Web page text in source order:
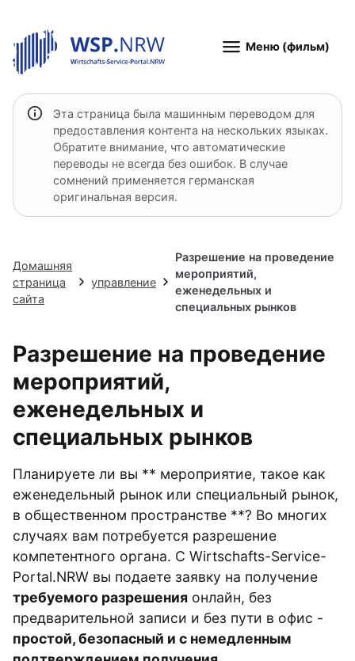
Меню (фильм)
Эта страница была машинным переводом для
предоставления контента на нескольких языках.
Обратите внимание, что автоматические
переводы не всегда без ошибок. В случае
сомнений применяется германская
оригинальная версия.
Домашняя
страница
сайта
управление
Разрешение на проведение
мероприятий,
еженедельных и
специальных рынков
Разрешение на проведение
мероприятий,
еженедельных и
специальных рынков
Планируете ли вы ** мероприятие, такое как
еженедельный рынок или специальный рынок,
в общественном пространстве **? Во многих
случаях вам потребуется разрешение
компетентного органа. С Wirtschafts-Service-
Portal.NRW вы подаете заявку на получение
требуемого разрешения онлайн, без
предварительной записи и без пути в офис -
простой, безопасный и с немедленным